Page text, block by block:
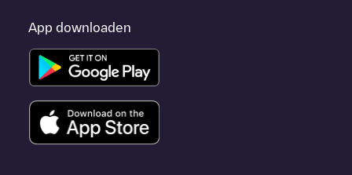
App downloaden